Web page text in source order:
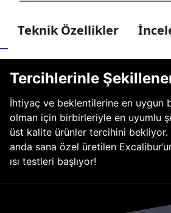
Teknik Özellikler
Tercihlerinle
İhtiyaç ve beklentilerine en uygun
olman için birbirleriyle en uyumlu
üst kalite ürünler tercihini
anda sana özel üretilen
ısı testleri başlıyor!